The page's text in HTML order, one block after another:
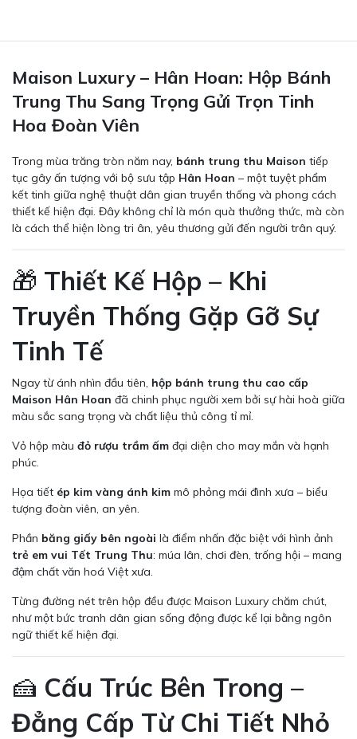
Maison Luxury – Hân Hoan: Hộp Bánh
Trung Thu Sang Trọng Gửi Trọn Tinh
Hoa Đoàn Viên
Trong mùa trăng tròn năm nay, bánh trung thu Maison tiếp
tục gây ấn tượng với bộ sưu tập Hân Hoan – một tuyệt phẩm
kết tinh giữa nghệ thuật dân gian truyền thống và phong cách
thiết kế hiện đại. Đây không chỉ là món quà thưởng thức, mà còn
là cách thể hiện lòng tri ân, yêu thương gửi đến người trân quý.
🎁 Thiết Kế Hộp – Khi
Truyền Thống Gặp Gỡ Sự
Tinh Tế
Ngay từ ánh nhìn đầu tiên, hộp bánh trung thu cao cấp
Maison Hân Hoan đã chinh phục người xem bởi sự hài hoà giữa
màu sắc sang trọng và chất liệu thủ công tỉ mỉ.
Vỏ hộp màu đỏ rượu trầm ấm đại diện cho may mắn và hạnh
phúc.
Họa tiết ép kim vàng ánh kim mô phỏng mái đình xưa – biểu
tượng đoàn viên, an yên.
Phần băng giấy bên ngoài là điểm nhấn đặc biệt với hình ảnh
trẻ em vui Tết Trung Thu: múa lân, chơi đèn, trống hội – mang
đậm chất văn hoá Việt xưa.
Từng đường nét trên hộp đều được Maison Luxury chăm chút,
như một bức tranh dân gian sống động được kể lại bằng ngôn
ngữ thiết kế hiện đại.
🍰 Cấu Trúc Bên Trong –
Đẳng Cấp Từ Chi Tiết Nhỏ